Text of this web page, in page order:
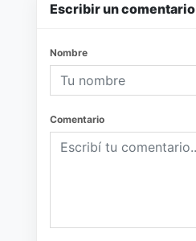
Escribir un comentario
Nombre
Comentario